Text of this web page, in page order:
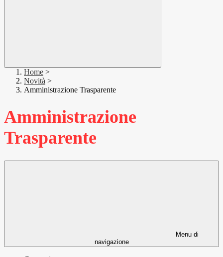
Home >
Novità >
Amministrazione Trasparente
Amministrazione
Trasparente
Menu di
navigazione